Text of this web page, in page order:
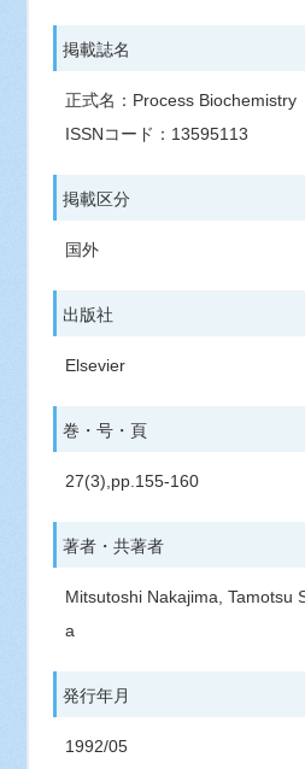
掲載誌名
正式名：Process Biochemistry
ISSNコード：13595113
掲載区分
国外
出版社
Elsevier
巻・号・頁
27(3),pp.155-160
著者・共著者
Mitsutoshi Nakajima, Tamotsu
a
発行年月
1992/05